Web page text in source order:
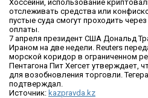
Хоссейни, использование
отслеживать средства или
пустые суда смогут проходить
оплаты.
7 апреля президент США Дональд
Ираном на две недели. Reuters
морской коридор в ограниченном
Пентагона Пит Хегсет утверждает,
для возобновления торговли.
подтверждал.
Источник: kazpravda.kz